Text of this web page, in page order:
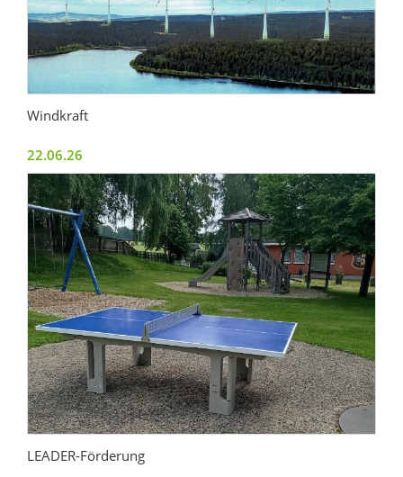
Windkraft
22.06.26
LEADER-Förderung